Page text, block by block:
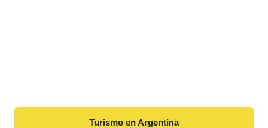
Turismo en Argentina